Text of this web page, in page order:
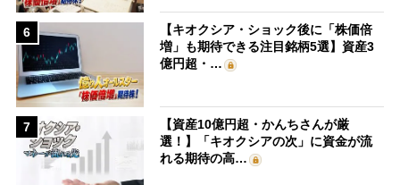
6
【キオクシア・ショック後に「株価倍
増」も期待できる注目銘柄5選】資産3
億円超・…
7
【資産10億円超・かんちさんが厳
選！】「キオクシアの次」に資金が流
れる期待の高…